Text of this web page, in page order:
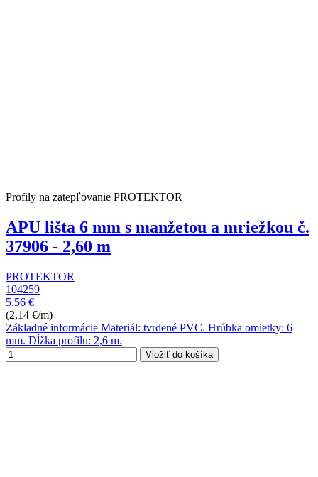
Profily na zatepľovanie PROTEKTOR
APU lišta 6 mm s manžetou a mriežkou č.
37906 - 2,60 m
PROTEKTOR
104259
5,56 €
(2,14 €/m)
Základné informácie Materiál: tvrdené PVC. Hrúbka omietky: 6
mm. Dĺžka profilu: 2,6 m.
Vložiť do košíka